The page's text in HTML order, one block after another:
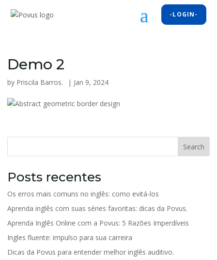
-LOGIN-
Demo 2
by Priscila Barros. | Jan 9, 2024
Search
Posts recentes
Os erros mais comuns no inglês: como evitá-los
Aprenda inglês com suas séries favoritas: dicas da Povus.
Aprenda Inglês Online com a Povus: 5 Razões Imperdíveis
Ingles fluente: impulso para sua carreira
Dicas da Povus para entender melhor inglês auditivo.